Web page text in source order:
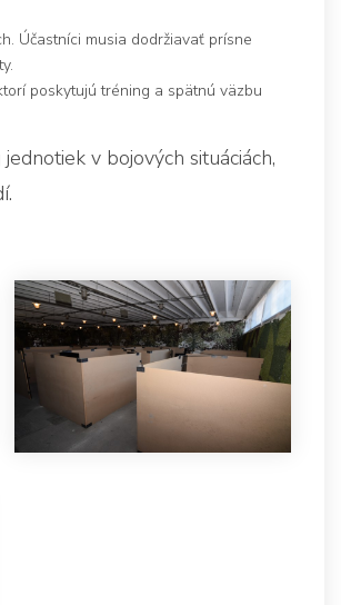
Účastníci musia dodržiavať prísne
poskytujú tréning a spätnú väzbu
v bojových situáciách,